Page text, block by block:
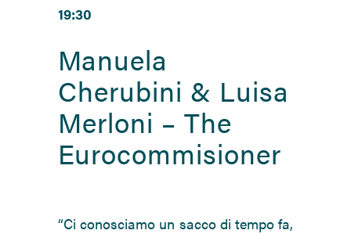
19:30
Manuela
Cherubini & Luisa
Merloni – The
Eurocommisioner
“Ci conosciamo un sacco di tempo fa,